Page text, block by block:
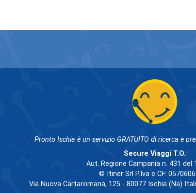
Pronto Ischia è un servizio GRATUITO di ricerca e
Secure Viaggi T.O.
Aut. Regione Campania n. 431 del
© Itiner Srl P.Iva e CF:
Via Nuova Cartaromana, 125 - 80077 Ischia (Na)